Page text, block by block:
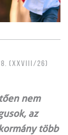
(XXVIII/26)
nem
az
több